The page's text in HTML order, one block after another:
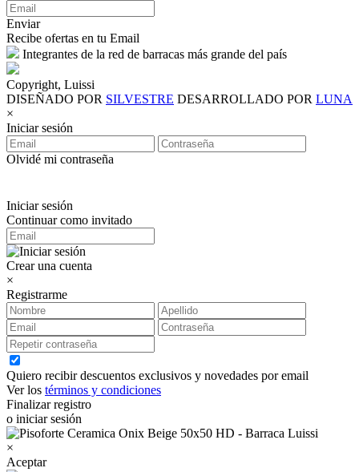
Enviar
Recibe ofertas en tu Email
Integrantes de la red de barracas más grande del país
Copyright, Luissi
DISEÑADO POR SILVESTRE DESARROLLADO POR LUNA
×
Iniciar sesión
Olvidé mi contraseña
Iniciar sesión
Continuar como invitado
Crear una cuenta
×
Registrarme
Quiero recibir descuentos exclusivos y novedades por email
Ver los términos y condiciones
Finalizar registro
o iniciar sesión
×
Aceptar